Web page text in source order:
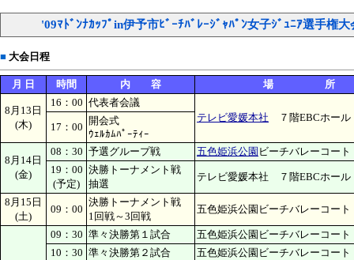
'09ﾏﾄﾞﾝﾅｶｯﾌﾟin伊予市ﾋﾞｰﾁﾊﾞﾚｰｼﾞｬﾊﾟﾝ女子ｼﾞｭﾆｱ選手権大
■ 大会日程
月 日 時間 内 容 場 所
8月13日
(木)
16：00 代表者会議
テレビ愛媛本社 ７階EBCホール
17：00
開会式
ｳｪﾙｶﾑﾊﾟｰﾃｨｰ
8月14日
(金)
08：30 予選グループ戦 五色姫浜公園 ビーチバレーコート
19：00
(予定)
決勝トーナメント戦
抽選
テレビ愛媛本社 ７階EBCホール
8月15日
(土)
09：00
決勝トーナメント戦
1回戦～3回戦
五色姫浜公園ビーチバレーコート
09：30 準々決勝第１試合
五色姫浜公園ビーチバレーコート
10：30 準々決勝第２試合
五色姫浜公園ビーチバレーコート